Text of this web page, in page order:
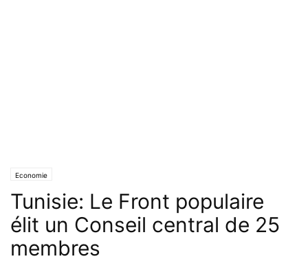
Economie
Tunisie: Le Front populaire
élit un Conseil central de 25
membres